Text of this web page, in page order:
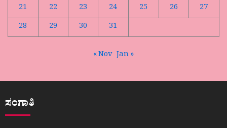
21
22 23 24 25 26
27
28
29 30 31
« Nov Jan »
ಸಂಗಾತಿ